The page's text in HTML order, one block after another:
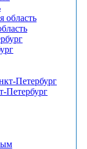
Петербург